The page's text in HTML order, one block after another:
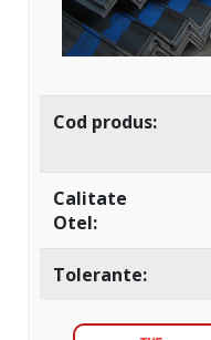
Cod produs:
Calitate
Otel:
Tolerante: